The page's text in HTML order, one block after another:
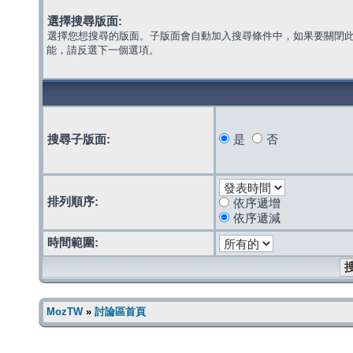
選擇搜尋版面:
選擇您想搜尋的版面。子版面會自動加入搜尋條件中，如果要關閉
能，請反選下一個選項。
搜尋子版面: 是 否
排列順序:
依序遞增
依序遞減
時間範圍:
MozTW» 討論區首頁